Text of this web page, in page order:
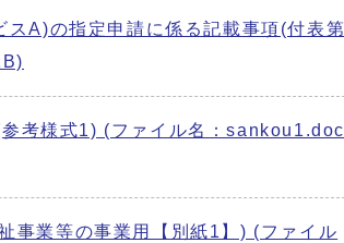
A)の指定申請に係る記載事項(付表第
考様式1) (ファイル名：sankou1.doc
事業等の事業用【別紙1】) (ファイル